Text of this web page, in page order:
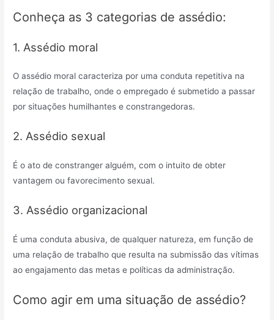
Conheça as 3 categorias de assédio:
1. Assédio moral
O assédio moral caracteriza por uma conduta repetitiva na
relação de trabalho, onde o empregado é submetido a passar
por situações humilhantes e constrangedoras.
2. Assédio sexual
É o ato de constranger alguém, com o intuito de obter
vantagem ou favorecimento sexual.
3. Assédio organizacional
É uma conduta abusiva, de qualquer natureza, em função de
uma relação de trabalho que resulta na submissão das vítimas
ao engajamento das metas e políticas da administração.
Como agir em uma situação de assédio?